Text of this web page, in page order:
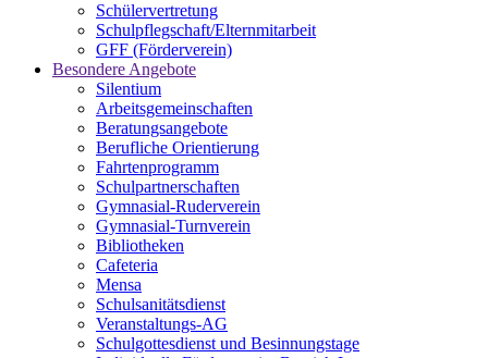
Schülervertretung
Schulpflegschaft/Elternmitarbeit
GFF (Förderverein)
Besondere Angebote
Silentium
Arbeitsgemeinschaften
Beratungsangebote
Berufliche Orientierung
Fahrtenprogramm
Schulpartnerschaften
Gymnasial-Ruderverein
Gymnasial-Turnverein
Bibliotheken
Cafeteria
Mensa
Schulsanitätsdienst
Veranstaltungs-AG
Schulgottesdienst und Besinnungstage